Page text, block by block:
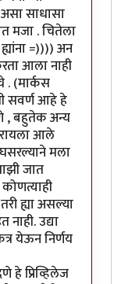
साधासा
मजा . चितेला
=)))) अन
आला नाही
. (मार्कस
सवर्ण आहे हे
, बहुतेक अन्य
आले
मला
जात
ह्या असल्या
उद्या
येऊन निर्णय
हे प्रिव्हिलेज